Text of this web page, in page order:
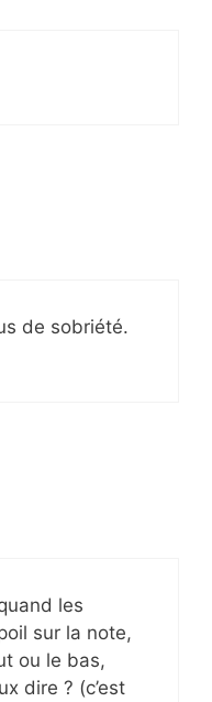
de sobriété.
les
sur la note,
ou le bas,
dire ? (c’est